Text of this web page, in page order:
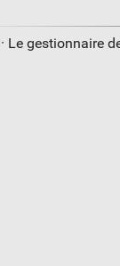
· Le gestionnaire